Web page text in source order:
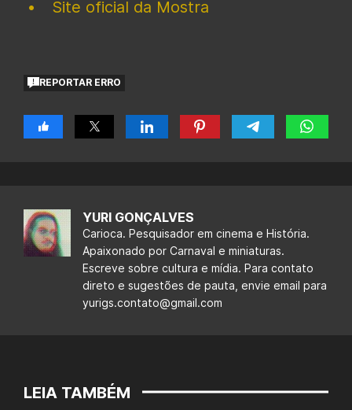
Site oficial da Mostra
REPORTAR ERRO
YURI GONÇALVES
Carioca. Pesquisador em cinema e História.
Apaixonado por Carnaval e miniaturas.
Escreve sobre cultura e mídia. Para contato
direto e sugestões de pauta, envie email para
yurigs.contato@gmail.com
LEIA TAMBÉM